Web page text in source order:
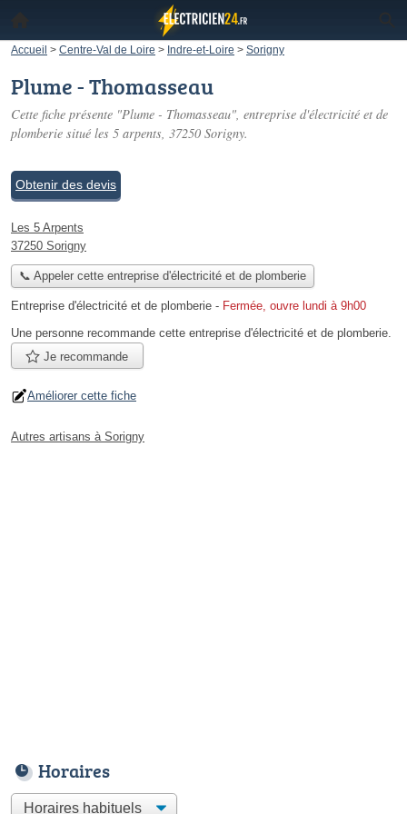
Accueil > Centre-Val de Loire > Indre-et-Loire > Sorigny
Plume - Thomasseau
Cette fiche présente "Plume - Thomasseau", entreprise d'électricité et de
plomberie situé les 5 arpents, 37250 Sorigny.
Obtenir des devis
Les 5 Arpents
37250 Sorigny
📞 Appeler cette entreprise d'électricité et de plomberie
Entreprise d'électricité et de plomberie - Fermée, ouvre lundi à 9h00
Une personne recommande cette entreprise d'électricité et de plomberie.
Je recommande
Améliorer cette fiche
Autres artisans à Sorigny
Horaires